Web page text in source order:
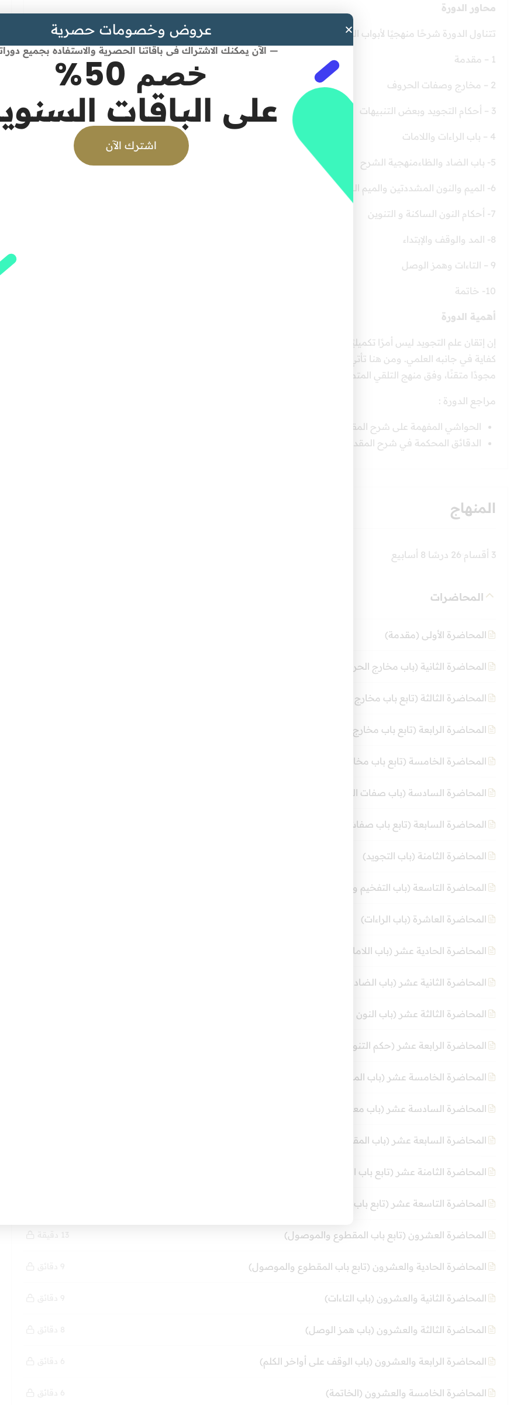
محاور الدورة
تتناول الدورة شرحًا منهجيًا لأبواب المتن، وتشمل:
1 – مقدمة
2 – مخارج وصفات الحروف
3 – أحكام التجويد وبعض التنبيهات
4 – باب الراءات واللامات
5- باب الضاد والظاءمنهجية الشرح
6- الميم والنون المشددتين والميم الساكنة
7- أحكام النون الساكنة و التنوين
8- المد والوقف والإبتداء
9 – التاءات وهمز الوصل
10- خاتمة
أهمية الدورة
إن إتقان علم التجويد ليس أمرًا تكميليًا، بل هو واجب شرعي في جانبه العملي على كل من يقرأ كتاب الله، وفرض
كفاية في جانبه العلمي. ومن هنا تأتي أهمية هذه الدورة في إعداد معلمين قادرين على نقل القرآن الكريم كما أُنزل،
مجودًا متقنًا، وفق منهج التلقي المتصل بسيدنا رسول الله ﷺ.
مراجع الدورة :
الحواشي المفهمة على شرح المقدمة لابن الناظم .
الدقائق المحكمة في شرح المقدمة – زكريا الأنصاري
المنهاج
3 أقسام 26 درسًا 8 أسابيع
المحاضرات
المحاضرة الأولى (مقدمة)
المحاضرة الثانية (باب مخارج الحروف)
المحاضرة الثالثة (تابع باب مخارج الحروف)
المحاضرة الرابعة (تابع باب مخارج الحروف)
المحاضرة الخامسة (تابع باب مخارج الحروف)
المحاضرة السادسة (باب صفات الحروف)
المحاضرة السابعة (تابع باب صفات الحروف)
المحاضرة الثامنة (باب التجويد)
المحاضرة التاسعة (باب التفخيم والترقيق)
المحاضرة العاشرة (باب الراءات)
المحاضرة الحادية عشر (باب اللامات)
المحاضرة الثانية عشر (باب الضاد والظاء)
المحاضرة الثالثة عشر (باب النون والميم المشددتين والميم الساكنة)
المحاضرة الرابعة عشر (حكم التنوين والنون الساكنة)
المحاضرة الخامسة عشر (باب المد والقصر)
المحاضرة السادسة عشر (باب معرفة الوقف والابتداء)
المحاضرة السابعة عشر (باب المقطوع والموصول)
المحاضرة الثامنة عشر (تابع باب المقطوع والموصول)
المحاضرة التاسعة عشر (تابع باب المقطوع والموصول)
المحاضرة العشرون (تابع باب المقطوع والموصول) 13 دقيقة
المحاضرة الحادية والعشرون (تابع باب المقطوع والموصول)
المحاضرة الثانية والعشرون (باب التاءات)
المحاضرة الثالثة والعشرون (باب همز الوصل)
المحاضرة الرابعة والعشرون (باب الوقف على أواخر الكلم)
المحاضرة الخامسة والعشرون (الخاتمة)
عروض وخصومات حصرية
— الآن يمكنك الاشتراك فى باقاتنا الحصرية والاستفاده بجميع
خصم 50%
على الباقات
اشترك الآن